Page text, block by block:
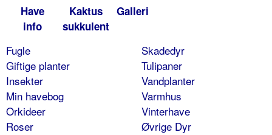
Have
info
Kaktus
sukkulent
Galleri
Fugle
Giftige planter
Insekter
Min havebog
Orkideer
Roser
Skadedyr
Tulipaner
Vandplanter
Varmhus
Vinterhave
Øvrige Dyr